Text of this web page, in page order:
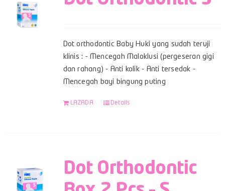
Dot orthodontic Baby Huki yang sudah teruji
klinis : - Mencegah Maloklusi (pergeseran gigi
dan rahang) - Anti kolik - Anti tersedak -
Mencegah bayi bingung puting
LAZADA Details
Dot Orthodontic